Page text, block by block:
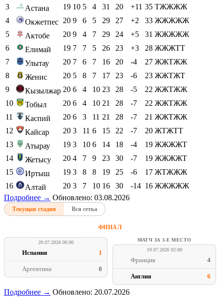
3
Астана 19 10 5 4 31 20 +11 35 ТЖЖЖЖ
4
Окжетпес 20 9 6 5 29 27 +2 33 ЖЖЖЖЖ
5
Актобе 20 9 4 7 29 24 +5 31 ЖЖЖЖЖ
6
Елимай 19 7 7 5 26 23 +3 28 ЖЖЖТТ
7
Улытау 20 7 6 7 16 20 -4 27 ЖЖТЖЖ
8
Женис 20 5 8 7 17 23 -6 23 ЖЖТЖТ
9
Кызылжар 20 6 4 10 23 28 -5 22 ЖЖТЖЖ
10
Тобыл 20 6 4 10 21 28 -7 22 ЖЖТЖЖ
11
Каспий 20 6 3 11 21 28 -7 21 ЖЖТЖЖ
12
Кайсар 20 3 11 6 15 22 -7 20 ЖТЖТТ
13
Атырау 19 3 10 6 14 18 -4 19 ЖЖЖЖТ
14
Жетысу 20 4 7 9 23 30 -7 19 ЖЖЖЖТ
15
Иртыш 19 3 8 8 19 25 -6 17 ЖТЖЖЖ
16
Алтай 20 3 7 10 16 30 -14 16 ЖЖЖЖЖ
Подробнее → Обновлено: 03.08.2026
Текущая стадия Вся сетка
ФИНАЛ
20.07.2026 00:00
Испания 1
Аргентина 0
МАТЧ ЗА 3-Е МЕСТО
19.07.2026 02:00
Франция 4
Англия 6
Подробнее → Обновлено: 20.07.2026